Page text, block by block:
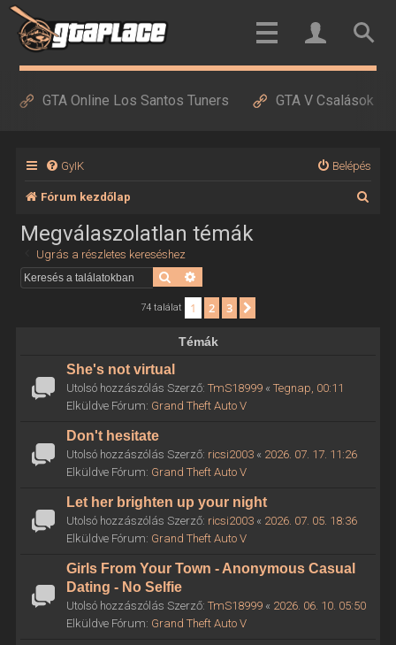
GTA Online Los Santos Tuners GTA V Csalások
GyIK Belépés
Fórum kezdőlap
Megválaszolatlan témák
Ugrás a részletes kereséshez
Keresés
74 találat 1 2 3
Témák
She's not virtual
Utolsó hozzászólás Szerző: TmS18999« Tegnap, 00:11
Elküldve Fórum: Grand Theft Auto V
Don't hesitate
Utolsó hozzászólás Szerző: ricsi2003« 2026. 07. 17. 11:26
Elküldve Fórum: Grand Theft Auto V
Let her brighten up your night
Utolsó hozzászólás Szerző: ricsi2003« 2026. 07. 05. 18:36
Elküldve Fórum: Grand Theft Auto V
Girls From Your Town - Anonymous Casual
Dating - No Selfie
Utolsó hozzászólás Szerző: TmS18999« 2026. 06. 10. 05:50
Elküldve Fórum: Grand Theft Auto V